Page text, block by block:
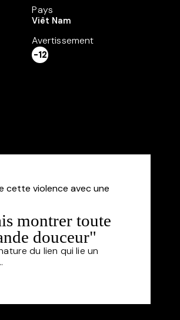
Pays
Viêt Nam
Avertissement
-12
montrer toute
douceur"
du lien qui lie un